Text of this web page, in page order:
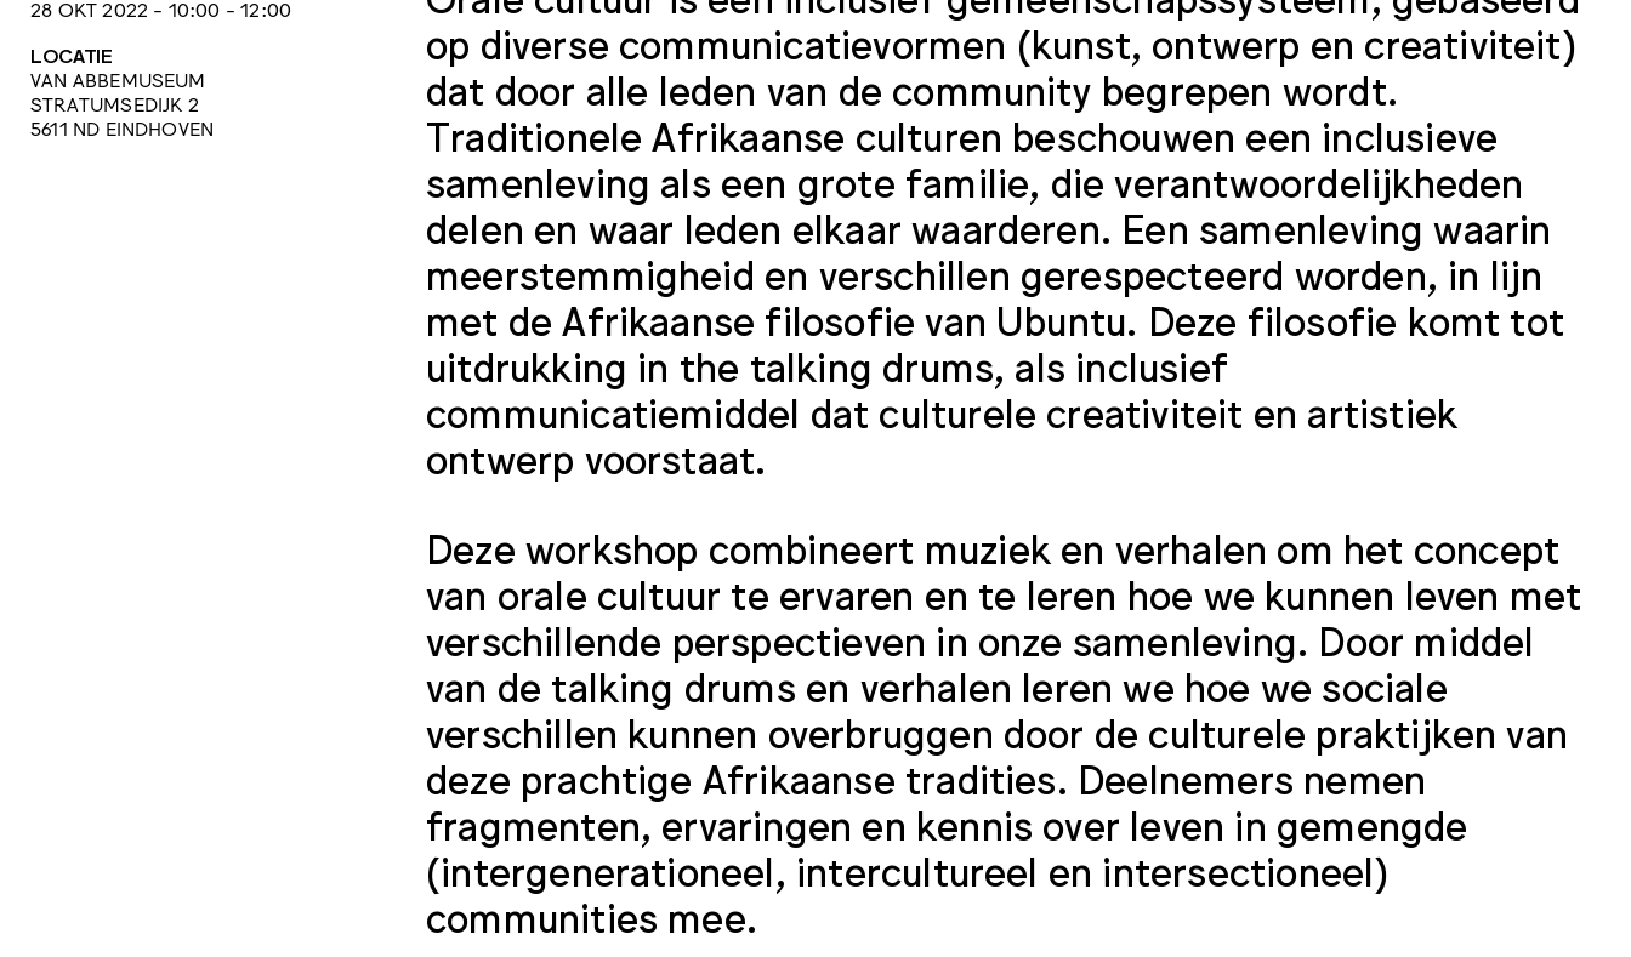
28 OKT 2022 - 10:00 - 12:00
LOCATIE
VAN ABBEMUSEUM
STRATUMSEDIJK 2
5611 ND EINDHOVEN
op diverse communicatievormen (kunst, ontwerp en creativiteit)
dat door alle leden van de community begrepen wordt.
Traditionele Afrikaanse culturen beschouwen een inclusieve
samenleving als een grote familie, die verantwoordelijkheden
delen en waar leden elkaar waarderen. Een samenleving waarin
meerstemmigheid en verschillen gerespecteerd worden, in lijn
met de Afrikaanse filosofie van Ubuntu. Deze filosofie komt tot
uitdrukking in the talking drums, als inclusief
communicatiemiddel dat culturele creativiteit en artistiek
ontwerp voorstaat.
Deze workshop combineert muziek en verhalen om het concept
van orale cultuur te ervaren en te leren hoe we kunnen leven met
verschillende perspectieven in onze samenleving. Door middel
van de talking drums en verhalen leren we hoe we sociale
verschillen kunnen overbruggen door de culturele praktijken van
deze prachtige Afrikaanse tradities. Deelnemers nemen
fragmenten, ervaringen en kennis over leven in gemengde
(intergenerationeel, intercultureel en intersectioneel)
communities mee.